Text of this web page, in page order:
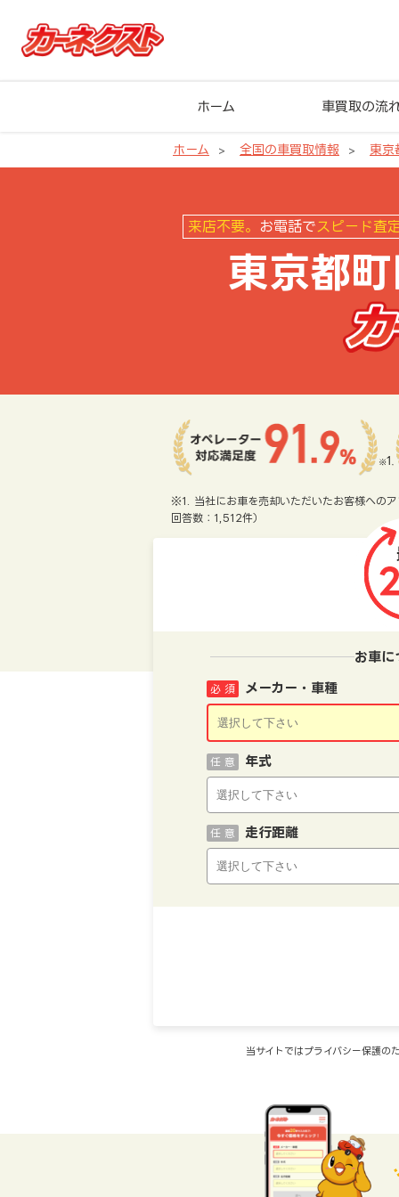
ホーム 車買取の流
ホーム 全国の車買取情報 東京
来店不要。 お電話で スピード査
東京都
※1. 当社にお車を売却いただいたお客様への
回答数：1,512件）
お車に
メーカー・車種
必 須
年式
任 意
走行距離
任 意
当サイトではプライバシー保護の